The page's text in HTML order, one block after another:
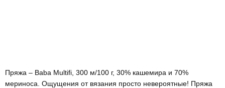
Пряжа – Baba Multifi, 300 м/100 г, 30% кашемира и 70%
мериноса. Ощущения от вязания просто невероятные! Пряжа